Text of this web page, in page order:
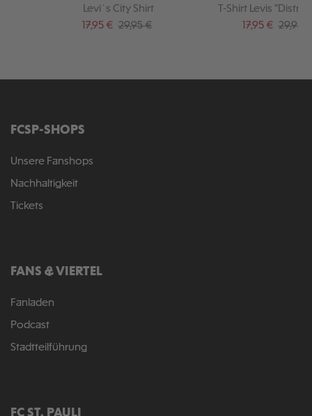
Levi´s City Shirt
Verkaufspreis:
17,95 € Regulärer Preis:
29,95 €
T-Shirt Levis
Verkaufspreis:
17,95 € 29,95 €
FCSP-SHOPS
Unsere Fanshops
Nachhaltigkeit
Tickets
FANS & VIERTEL
Fanladen
Podcast
Stadtteilführung
FC ST. PAULI